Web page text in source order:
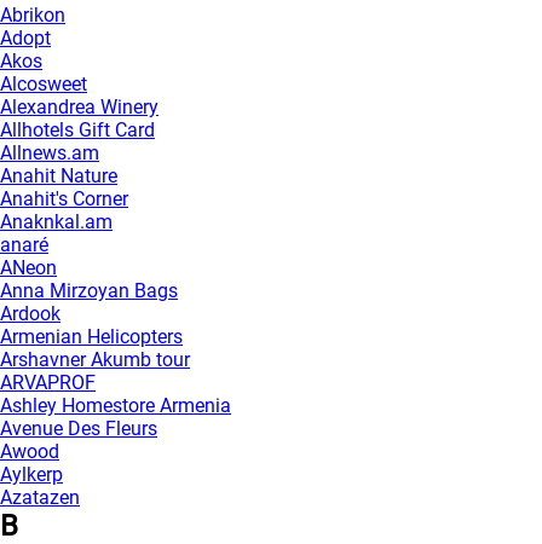
Abrikon
Adopt
Akos
Alcosweet
Alexandrea Winery
Allhotels Gift Card
Allnews.am
Anahit Nature
Anahit's Corner
Anaknkal.am
anaré
ANeon
Anna Mirzoyan Bags
Ardook
Armenian Helicopters
Arshavner Akumb tour
ARVAPROF
Ashley Homestore Armenia
Avenue Des Fleurs
Awood
Aylkerp
Azatazen
B